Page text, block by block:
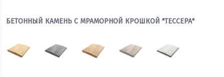
БЕТОННЫЙ КАМЕНЬ С МРАМОРНОЙ КРОШКОЙ "ТЕССЕРА"